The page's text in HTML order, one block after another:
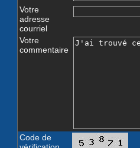
Votre
adresse
courriel
Votre
commentaire
Code de